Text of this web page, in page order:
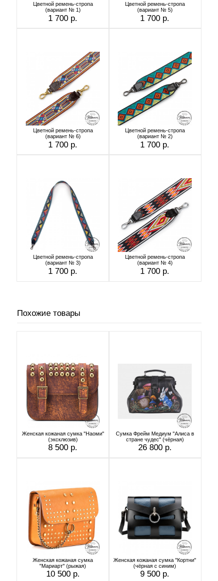
Цветной ремень-стропа
(вариант № 1)
1 700 р.
Цветной ремень-стропа
(вариант № 5)
1 700 р.
Цветной ремень-стропа
(вариант № 6)
1 700 р.
Цветной ремень-стропа
(вариант № 2)
1 700 р.
Цветной ремень-стропа
(вариант № 3)
1 700 р.
Цветной ремень-стропа
(вариант № 4)
1 700 р.
Похожие товары
Женская кожаная сумка "Наоми"
(эксклюзив)
8 500 р.
Сумка Фрейм Медиум "Алиса в
стране чудес" (чёрная)
26 800 р.
Женская кожаная сумка
"Мариарт" (рыжая)
10 500 р.
Женская кожаная сумка "Кортни"
(чёрная с синим)
9 500 р.